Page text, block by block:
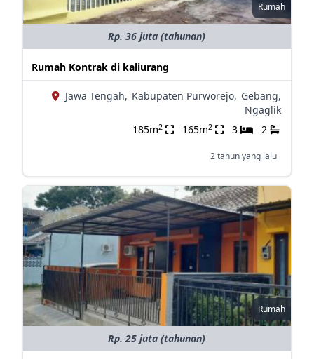
Rumah
Rp. 36 juta (tahunan)
Rumah Kontrak di kaliurang
Jawa Tengah, Kabupaten Purworejo, Gebang,
Ngaglik
185m2 165m2 3 2
2 tahun yang lalu
Rumah
Rp. 25 juta (tahunan)